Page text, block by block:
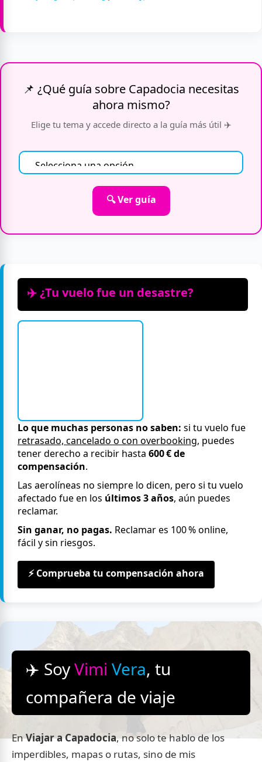
📌 ¿Qué guía sobre Capadocia necesitas
ahora mismo?
Elige tu tema y accede directo a la guía más útil ✈️
🔍 Ver guía
✈️ ¿Tu vuelo fue un desastre?
Lo que muchas personas no saben: si tu vuelo fue
retrasado, cancelado o con overbooking, puedes
tener derecho a recibir hasta 600 € de
compensación.
Las aerolíneas no siempre lo dicen, pero si tu vuelo
afectado fue en los últimos 3 años, aún puedes
reclamar.
Sin ganar, no pagas. Reclamar es 100 % online,
fácil y sin riesgos.
⚡ Comprueba tu compensación ahora
✈️ SoyVimi Vera, tu
compañera de viaje
EnViajar a Capadocia, no solo te hablo de los
imperdibles, mapas o rutas, sino de mis